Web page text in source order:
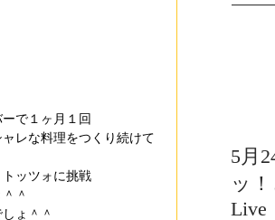
で１ヶ月１回
レな料理をつくり続けて
ッツォに挑戦
＾
ょ＾＾
5月
ッ
Live